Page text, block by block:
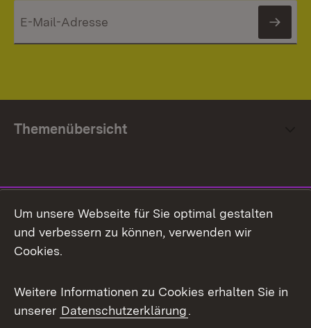
Themenübersicht
Facebook
X / Twitter
Youtube
Um unsere Webseite für Sie optimal gestalten
und verbessern zu können, verwenden wir
Cookies.
Weitere Informationen zu Cookies erhalten Sie in
unserer Datenschutzerklärung.